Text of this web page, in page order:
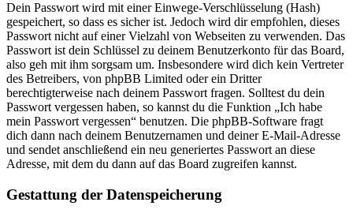
Dein Passwort wird mit einer Einwege-Verschlüsselung (Hash)
gespeichert, so dass es sicher ist. Jedoch wird dir empfohlen, dieses
Passwort nicht auf einer Vielzahl von Webseiten zu verwenden. Das
Passwort ist dein Schlüssel zu deinem Benutzerkonto für das Board,
also geh mit ihm sorgsam um. Insbesondere wird dich kein Vertreter
des Betreibers, von phpBB Limited oder ein Dritter
berechtigterweise nach deinem Passwort fragen. Solltest du dein
Passwort vergessen haben, so kannst du die Funktion „Ich habe
mein Passwort vergessen“ benutzen. Die phpBB-Software fragt
dich dann nach deinem Benutzernamen und deiner E-Mail-Adresse
und sendet anschließend ein neu generiertes Passwort an diese
Adresse, mit dem du dann auf das Board zugreifen kannst.
Gestattung der Datenspeicherung